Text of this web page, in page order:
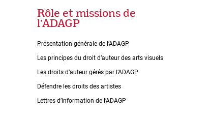
Rôle et missions de
lʼADAGP
Présentation générale de l’ADAGP
Les principes du droit dʼauteur des arts visuels
Les droits dʼauteur gérés par lʼADAGP
Défendre les droits des artistes
Lettres dʼinformation de lʼADAGP